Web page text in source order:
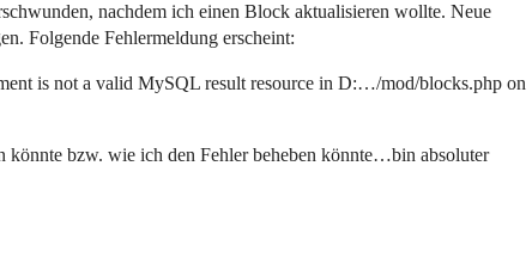
nachdem ich einen Block aktualisieren wollte. Neue
Folgende Fehlermeldung erscheint:
is not a valid MySQL result resource in D:…/mod/blocks.php on
könnte bzw. wie ich den Fehler beheben könnte…bin absoluter